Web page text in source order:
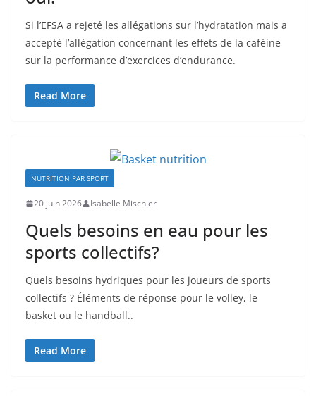
Si l’EFSA a rejeté les allégations sur l’hydratation mais a
accepté l’allégation concernant les effets de la caféine
sur la performance d’exercices d’endurance.
Read More
NUTRITION PAR SPORT
20 juin 2026 Isabelle Mischler
Quels besoins en eau pour les
sports collectifs?
Quels besoins hydriques pour les joueurs de sports
collectifs ? Éléments de réponse pour le volley, le
basket ou le handball..
Read More